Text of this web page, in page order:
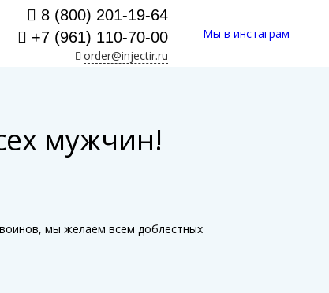
8 (800) 201-19-64
+7 (961) 110-70-00
order@injectir.ru
Мы в инстаграм
мужчин!
мы желаем всем доблестных